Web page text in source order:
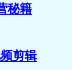
秘籍
剪辑